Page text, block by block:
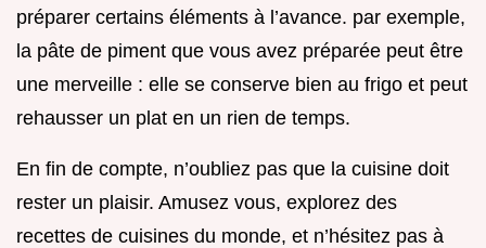
préparer certains éléments à l’avance. par exemple,
la pâte de piment que vous avez préparée peut être
une merveille : elle se conserve bien au frigo et peut
rehausser un plat en un rien de temps.
En fin de compte, n’oubliez pas que la cuisine doit
rester un plaisir. Amusez vous, explorez des
recettes de cuisines du monde, et n’hésitez pas à